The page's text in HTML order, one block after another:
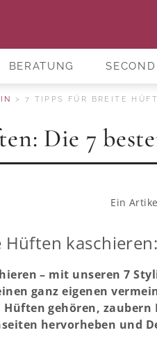
BERATUNG
7 TIPPS FÜR BREITE
Die 7
Ein
Hüften
– mit unseren 7
ganz eigenen
gehören,
hervorheben und